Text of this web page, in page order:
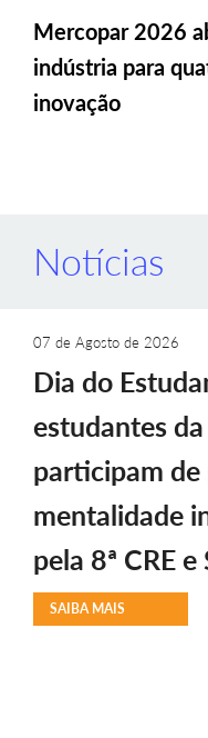
Mercopar 2026
indústria para
inovação
Notícias
07 de Agosto de 2026
Dia do
estudantes
participam de
mentalidade
pela 8ª CRE e
SAIBA MAIS